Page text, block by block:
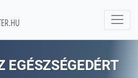
EGÉSZSÉGEDÉRT